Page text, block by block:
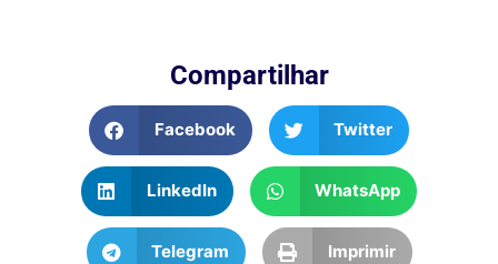
Compartilhar
Facebook Twitter
LinkedIn WhatsApp
Telegram Imprimir